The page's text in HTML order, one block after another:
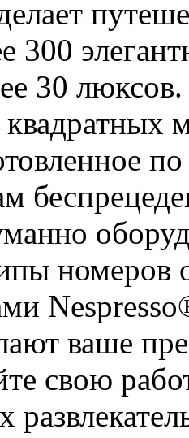
300
30
по
ваше
свою